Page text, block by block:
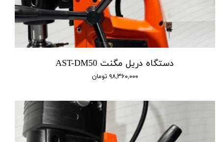
دستگاه دریل مگنت AST-DM50
۹۸,۳۶۰,۰۰۰ تومان